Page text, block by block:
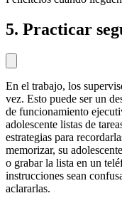
5. Practicar
En el trabajo, los
vez. Esto puede ser un
de funcionamiento
adolescente listas de
estrategias para
memorizar, su
o grabar la lista en un
instrucciones sean
aclararlas.